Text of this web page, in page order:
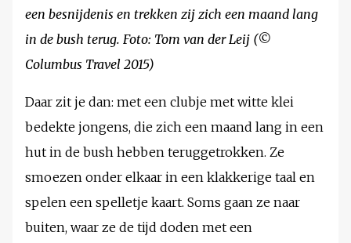
een besnijdenis en trekken zij zich een maand lang
in de bush terug. Foto: Tom van der Leij (©
Columbus Travel 2015)
Daar zit je dan: met een clubje met witte klei
bedekte jongens, die zich een maand lang in een
hut in de bush hebben teruggetrokken. Ze
smoezen onder elkaar in een klakkerige taal en
spelen een spelletje kaart. Soms gaan ze naar
buiten, waar ze de tijd doden met een